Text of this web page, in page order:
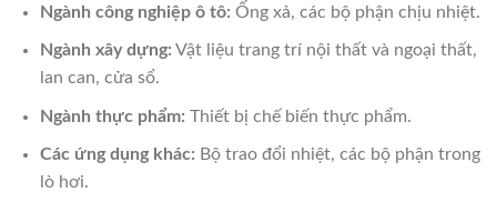
Ngành công nghiệp ô tô: Ống xả, các bộ phận chịu nhiệt.
Ngành xây dựng: Vật liệu trang trí nội thất và ngoại thất,
lan can, cửa sổ.
Ngành thực phẩm: Thiết bị chế biến thực phẩm.
Các ứng dụng khác: Bộ trao đổi nhiệt, các bộ phận trong
lò hơi.